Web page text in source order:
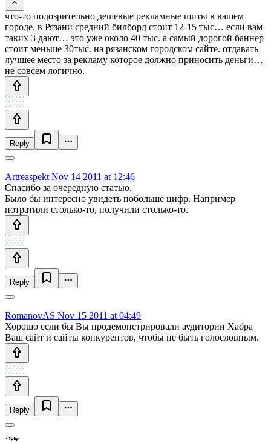
что-то подозрительно дешевые рекламные щиты в вашем
городе. в Рязани средний билборд стоит 12-15 тыс… если вам
таких 3 дают… это уже около 40 тыс. а самый дорогой баннер
стоит меньше 30тыс. на рязанском городском сайте. отдавать
лучшее место за рекламу которое должно приносить деньги…
не совсем логично.
Reply
Artreaspekt Nov 14 2011 at 12:46
Спасибо за очередную статью.
Было бы интересно увидеть побольше цифр. Например
потратили столько-то, получили столько-то.
Reply
RomanovAS Nov 15 2011 at 04:49
Хорошо если бы Вы продемонстрировали аудитории Хабра
Ваш сайт и сайты конкурентов, чтобы не быть голословным.
Reply